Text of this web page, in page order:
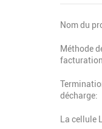
Nom du
Méthode
décharge:
La cellule